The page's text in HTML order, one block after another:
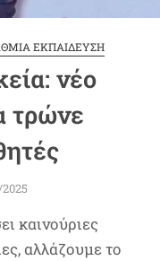
ΕΚΠΑΙΔΕΥΣΗ
νέο
τρώνε
καινούριες
αλλάζουμε το